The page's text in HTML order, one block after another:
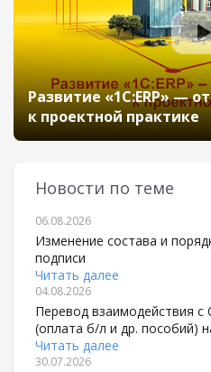
Развитие «1С:ERP» —
к проектной практике
Новости по теме
06.08.2026
Изменение состава и
подписи
Читать далее
04.08.2026
Перевод взаимодействия
(оплата б/л и др. пособий)
Читать далее
30.07.2026